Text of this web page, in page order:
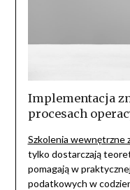
Implementacja
procesach
Szkolenia wewnętrzne
tylko dostarczają
pomagają w
podatkowych w